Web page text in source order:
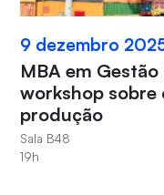
9 dezembro
MBA em
workshop sobre
produção
Sala B48
19h